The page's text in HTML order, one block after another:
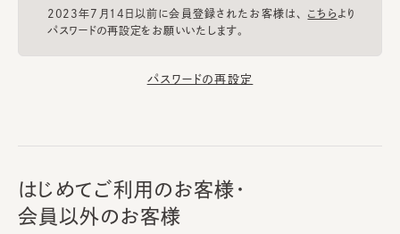
2023年7月14日以前に会員登録されたお客様は、 こちらより
パスワードの再設定をお願いいたします。
パスワードの再設定
はじめてご利用のお客様・
会員以外のお客様